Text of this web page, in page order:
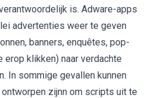
is. Adware-apps
advertenties weer te geven
banners, enquêtes, pop-
klikken) naar verdachte
In sommige gevallen kunnen
zijnn om scripts uit te